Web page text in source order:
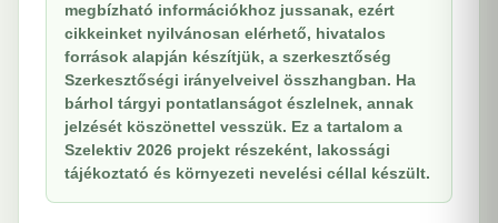
megbízható információkhoz jussanak, ezért
cikkeinket nyilvánosan elérhető, hivatalos
források alapján készítjük, a szerkesztőség
Szerkesztőségi irányelveivel összhangban. Ha
bárhol tárgyi pontatlanságot észlelnek, annak
jelzését köszönettel vesszük. Ez a tartalom a
Szelektiv 2026 projekt részeként, lakossági
tájékoztató és környezeti nevelési céllal készült.